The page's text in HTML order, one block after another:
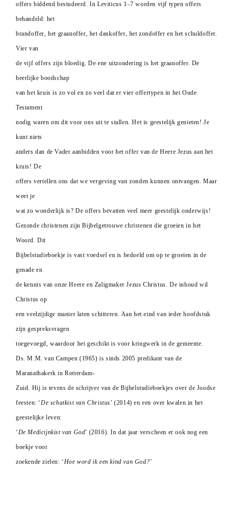
meer...
meer...
offers biddend bestudeerd. In Leviticus 1–7 worden vijf typen offers
behandeld: het
brandoffer, het graanoffer, het dankoffer, het zondoffer en het schuldoffer.
Vier van
de vijf offers zijn bloedig. De ene uitzondering is het graanoffer. De
heerlijke boodschap
van het kruis is zo vol en zo veel dat er vier offertypen in het Oude
Testament
nodig waren om dit voor ons uit te stallen. Het is geestelijk genieten! Je
kunt niets
anders dan de Vader aanbidden voor het offer van de Heere Jezus aan het
kruis! De
offers vertellen ons dat we vergeving van zonden kunnen ontvangen. Maar
weet je
wat zo wonderlijk is? De offers bevatten veel meer geestelijk onderwijs!
Gezonde christenen zijn Bijbelgetrouwe christenen die groeien in het
Woord. Dit
Bijbelstudieboekje is vast voedsel en is bedoeld om op te groeien in de
genade en
de kennis van onze Heere en Zaligmaker Jezus Christus. De inhoud wil
Christus op
een veelzijdige manier laten schitteren. Aan het eind van ieder hoofdstuk
zijn gespreksvragen
toegevoegd, waardoor het geschikt is voor kringwerk in de gemeente.
Ds. M.M. van Campen (1965) is sinds 2005 predikant van de
Maranathakerk in Rotterdam-
Zuid. Hij is tevens de schrijver van de Bijbelstudieboekjes over de Joodse
feesten: ‘De schatkist van Christus’ (2014) en een over kwalen in het
geestelijke leven:
‘De Medicijnkist van God’ (2016). In dat jaar verscheen er ook nog een
boekje voor
zoekende zielen: ‘Hoe word ik een kind van God?’